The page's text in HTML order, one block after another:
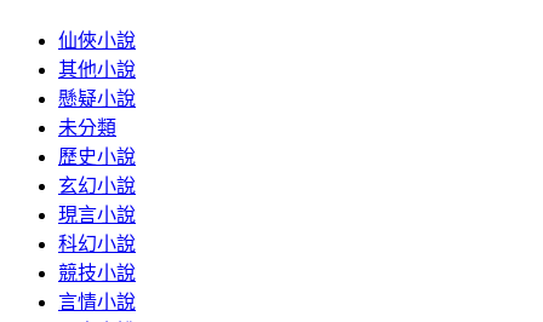
仙俠小說
其他小說
懸疑小說
未分類
歷史小說
玄幻小說
現言小說
科幻小說
競技小說
言情小說